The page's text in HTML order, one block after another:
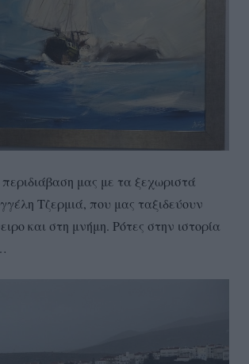
μας με τα ξεχωριστά
Τζερμιά, που μας ταξιδεύουν
και στη μνήμη. Ρότες στην ιστορία